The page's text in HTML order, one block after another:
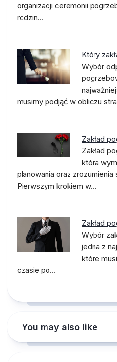
organizacji ceremonii
rodzin…
Który
Wybór
musimy podjąć w obliczu
Zakład
Zakład
która
planowania oraz zrozumienia
Pierwszym krokiem w…
Zakład
Wybór
jedna z
które
czasie po…
You may also like